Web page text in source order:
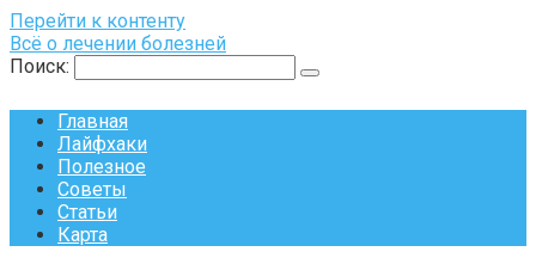
Перейти к контенту
Всё о лечении болезней
Поиск:
Главная
Лайфхаки
Полезное
Советы
Статьи
Карта